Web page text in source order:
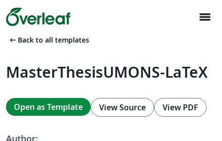
menu
arrow_left_alt Back to all templates
MasterThesisUMONS-LaTeX
Open as Template View Source View PDF
Author: